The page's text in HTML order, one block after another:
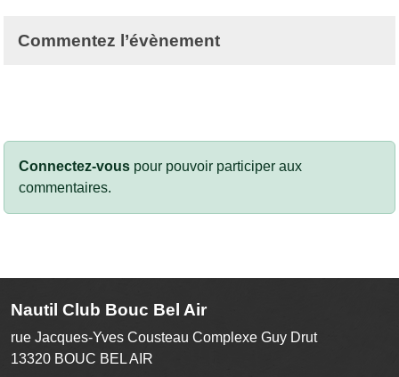
Commentez l’évènement
Connectez-vous pour pouvoir participer aux
commentaires.
Nautil Club Bouc Bel Air
rue Jacques-Yves Cousteau Complexe Guy Drut
13320 BOUC BEL AIR